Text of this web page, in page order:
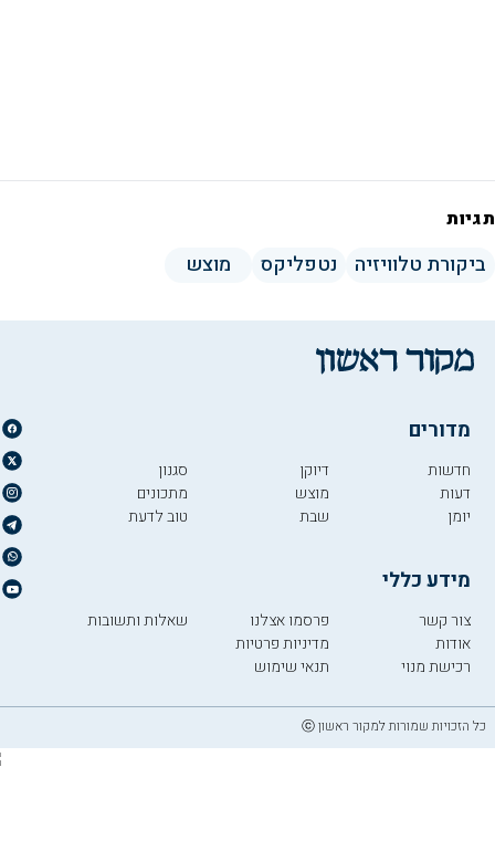
תגיות
ביקורת טלוויזיה נטפליקס מוצש
מדורים
חדשות
דעות
יומן
דיוקן
מוצש
שבת
סגנון
מתכונים
טוב לדעת
מידע כללי
צור קשר
אודות
רכישת מנוי
פרסמו אצלנו
מדיניות פרטיות
תנאי שימוש
שאלות ותשובות
כל הזכויות שמורות למקור ראשון ⓒ